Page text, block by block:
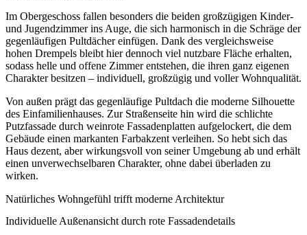
Im Obergeschoss fallen besonders die beiden großzügigen Kinder-
und Jugendzimmer ins Auge, die sich harmonisch in die Schräge der
gegenläufigen Pultdächer einfügen. Dank des vergleichsweise
hohen Drempels bleibt hier dennoch viel nutzbare Fläche erhalten,
sodass helle und offene Zimmer entstehen, die ihren ganz eigenen
Charakter besitzen – individuell, großzügig und voller Wohnqualität.
Von außen prägt das gegenläufige Pultdach die moderne Silhouette
des Einfamilienhauses. Zur Straßenseite hin wird die schlichte
Putzfassade durch weinrote Fassadenplatten aufgelockert, die dem
Gebäude einen markanten Farbakzent verleihen. So hebt sich das
Haus dezent, aber wirkungsvoll von seiner Umgebung ab und erhält
einen unverwechselbaren Charakter, ohne dabei überladen zu
wirken.
Natürliches Wohngefühl trifft moderne Architektur
Individuelle Außenansicht durch rote Fassadendetails